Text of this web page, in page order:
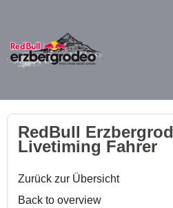
RedBull
Livetiming Fahrer
Zurück zur Übersicht
Back to overview